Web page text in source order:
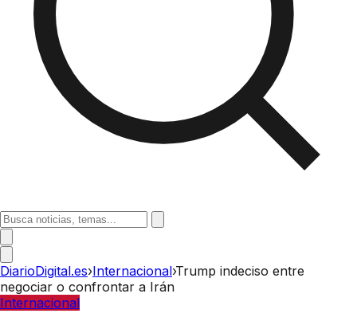
DiarioDigital.es›Internacional›Trump indeciso entre
negociar o confrontar a Irán
Internacional